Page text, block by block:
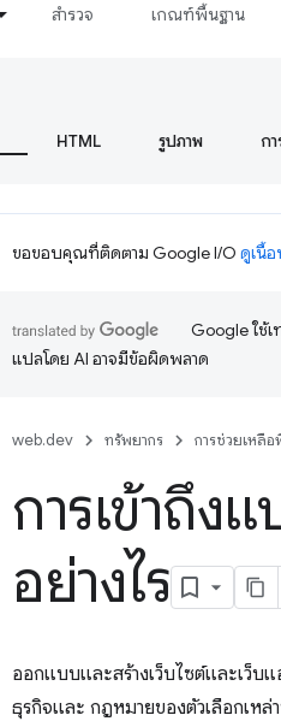
สำรวจ เกณฑ์พื้นฐาน
HTML รูปภาพ ก
ขอขอบคุณที่ติดตาม Google I/O ดูเนื้อ
Google ใช้เ
แปลโดย AI อาจมีข้อผิดพลาด
web.dev ทรัพยากร การช่วยเหลื
การเข้าถึง
อย่างไร
ออกแบบและสร้างเว็บไซต์และเว็บ
ธุรกิจและ กฎหมายของตัวเลือกเหล่